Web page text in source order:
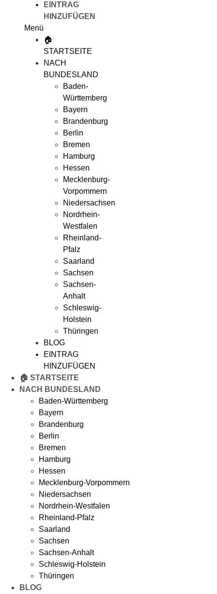
EINTRAG
HINZUFÜGEN
Menü
🏠
STARTSEITE
NACH
BUNDESLAND
Baden-
Württemberg
Bayern
Brandenburg
Berlin
Bremen
Hamburg
Hessen
Mecklenburg-
Vorpommern
Niedersachsen
Nordrhein-
Westfalen
Rheinland-
Pfalz
Saarland
Sachsen
Sachsen-
Anhalt
Schleswig-
Holstein
Thüringen
BLOG
EINTRAG
HINZUFÜGEN
🏠 STARTSEITE
NACH BUNDESLAND
Baden-Württemberg
Bayern
Brandenburg
Berlin
Bremen
Hamburg
Hessen
Mecklenburg-Vorpommern
Niedersachsen
Nordrhein-Westfalen
Rheinland-Pfalz
Saarland
Sachsen
Sachsen-Anhalt
Schleswig-Holstein
Thüringen
BLOG